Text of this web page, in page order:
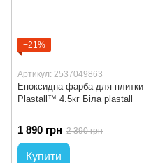
−21%
Артикул: 2537049863
Епоксидна фарба для плитки
Plastall™ 4.5кг Біла plastall
1 890 грн 2 390 грн
Купити